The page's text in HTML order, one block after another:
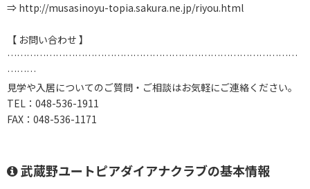
⇒ http://musasinoyu-topia.sakura.ne.jp/riyou.html
【 お問い合わせ 】
………………………………………………………………………………
………
見学や入居についてのご質問・ご相談はお気軽にご連絡ください。
TEL：048-536-1911
FAX：048-536-1171
武蔵野ユートピアダイアナクラブの基本情報